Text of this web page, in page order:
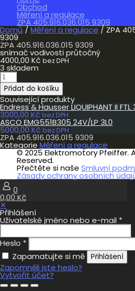
Obchod
Měření a regulace
ZPA 405.916.036.015 9309
Domů / Měření a regulace / ZPA
9309
ZPA 405.916.036.015 9309
snímač vodivosti průtočný
4000,00 Kč bez DPH
3 skladem
ZPA
405.916.036.015
9309
množství
Přidat do košíku
Související produkty
Endress & Hausser LIQUIPHANT II FTL
3000,00 Kč bez DPH
ASCO EMG551B305 24V/LP 3L0
5000,00 Kč bez DPH
ZPA 405.916.036.015 9309
Kategorie Měření a regulace
© 2025 Elektromotory Pfeiffer.
Reserved.
Přečtěte si naše Smluvní
Zásady ochrany osobních
0
0,00 Kč
✕
Přihlášení
Uživatelské jméno nebo e-mail *
Heslo *
Zapamatujte si mě
Přihlášení
Zapomněli jste heslo?
Vytvořit účet?